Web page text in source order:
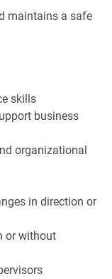
maintains a safe
skills
business
organizational
in direction or
or without